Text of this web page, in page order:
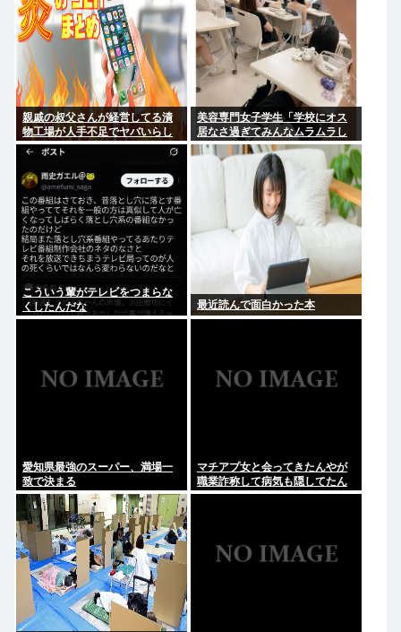
親戚の叔父さんが経営してる漬
物工場が人手不足でヤバいらし
い
美容専門女子学生「学校にオス
居なさ過ぎてみんなムラムラし
てる 」
こういう輩がテレビをつまらな
くしたんだな
最近読んで面白かった本
愛知県最強のスーパー、満場一
致で決まる
マチアプ女と会ってきたんやが
職業詐称して病気も隠してたん
やが